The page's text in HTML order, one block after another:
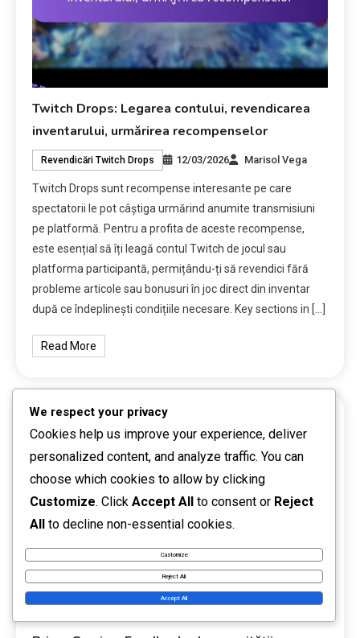
Twitch Drops: Legarea contului, revendicarea
inventarului, urmărirea recompenselor
Revendicări Twitch Drops 12/03/2026 Marisol Vega
Twitch Drops sunt recompense interesante pe care
spectatorii le pot câștiga urmărind anumite transmisiuni
pe platformă. Pentru a profita de aceste recompense,
este esențial să îți leagă contul Twitch de jocul sau
platforma participantă, permițându-ți să revendici fără
probleme articole sau bonusuri în joc direct din inventar
după ce îndeplinești condițiile necesare. Key sections in […]
Read More
19 MINS READ
We respect your privacy
Cookies help us improve your experience, deliver
personalized content, and analyze traffic. You can
choose which cookies to allow by clicking
Customize. Click Accept All to consent or Reject
All to decline non-essential cookies.
Customize
Reject All
Accept All